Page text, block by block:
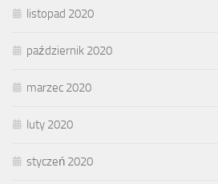
listopad 2020
październik 2020
marzec 2020
luty 2020
styczeń 2020